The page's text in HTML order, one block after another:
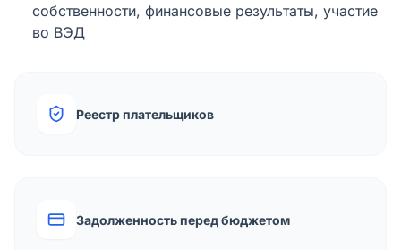
собственности, финансовые результаты, участие
во ВЭД
Реестр плательщиков
Задолженность перед бюджетом